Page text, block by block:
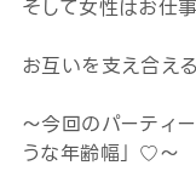
そして女性はお仕
お互いを支え合え
～今回のパーティ
うな年齢幅」♡～